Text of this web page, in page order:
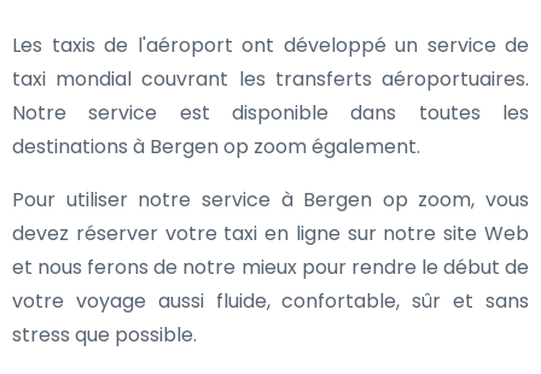
Les taxis de l'aéroport ont développé un service de
taxi mondial couvrant les transferts aéroportuaires.
Notre service est disponible dans toutes les
destinations à Bergen op zoom également.
Pour utiliser notre service à Bergen op zoom, vous
devez réserver votre taxi en ligne sur notre site Web
et nous ferons de notre mieux pour rendre le début de
votre voyage aussi fluide, confortable, sûr et sans
stress que possible.